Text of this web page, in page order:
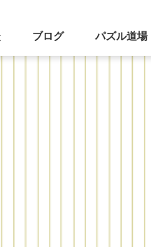
ブログ パズル道場